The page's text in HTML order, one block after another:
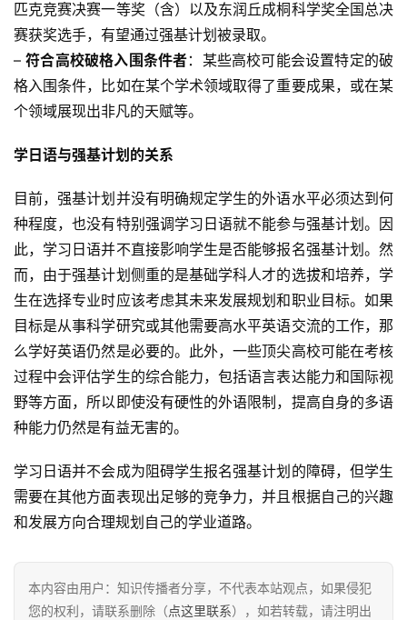
匹克竞赛决赛一等奖（含）以及东润丘成桐科学奖全国总决
赛获奖选手，有望通过强基计划被录取。
– 符合高校破格入围条件者：某些高校可能会设置特定的破
格入围条件，比如在某个学术领域取得了重要成果，或在某
个领域展现出非凡的天赋等。
学日语与强基计划的关系
目前，强基计划并没有明确规定学生的外语水平必须达到何
种程度，也没有特别强调学习日语就不能参与强基计划。因
此，学习日语并不直接影响学生是否能够报名强基计划。然
而，由于强基计划侧重的是基础学科人才的选拔和培养，学
生在选择专业时应该考虑其未来发展规划和职业目标。如果
目标是从事科学研究或其他需要高水平英语交流的工作，那
么学好英语仍然是必要的。此外，一些顶尖高校可能在考核
过程中会评估学生的综合能力，包括语言表达能力和国际视
野等方面，所以即使没有硬性的外语限制，提高自身的多语
种能力仍然是有益无害的。
学习日语并不会成为阻碍学生报名强基计划的障碍，但学生
需要在其他方面表现出足够的竞争力，并且根据自己的兴趣
和发展方向合理规划自己的学业道路。
本内容由用户：知识传播者分享，不代表本站观点，如果侵犯
您的权利，请联系删除（点这里联系），如若转载，请注明出